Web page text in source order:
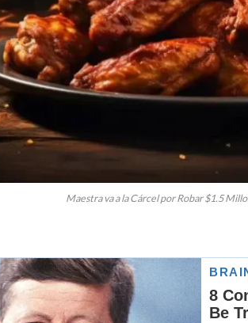
Maestra va a la Cárcel por Robar $1.5